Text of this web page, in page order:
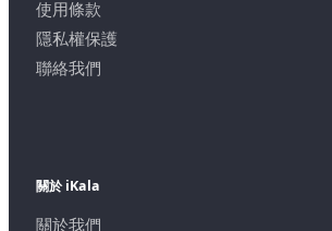
使用條款
隱私權保護
聯絡我們
關於 iKala
關於我們